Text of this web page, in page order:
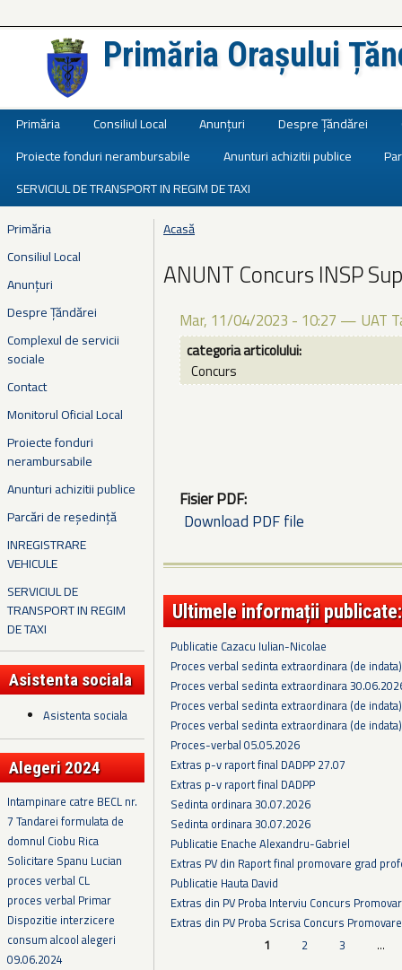
Primăria Orașului
Primăria Consiliul Local Anunțuri Despre Țăndărei
Proiecte fonduri nerambursabile
Anunturi achizitii publice
SERVICIUL DE TRANSPORT IN REGIM DE TAXI
Primăria
Consiliul Local
Anunțuri
Despre Țăndărei
Complexul de servicii
sociale
Contact
Monitorul Oficial Local
Proiecte fonduri
nerambursabile
Anunturi achizitii publice
Parcări de reședință
INREGISTRARE
VEHICULE
SERVICIUL DE
TRANSPORT IN REGIM
DE TAXI
Asistenta sociala
Asistenta sociala
Alegeri 2024
Intampinare catre BECL nr.
7 Tandarei formulata de
domnul Ciobu Rica
Solicitare Spanu Lucian
proces verbal CL
proces verbal Primar
Dispozitie interzicere
consum alcool alegeri
09.06.2024
Eşti aici
Acasă
ANUNT Concurs INSP
Mar, 11/04/2023 - 10:27 — UAT
categoria articolului:
Concurs
Fisier PDF:
Download PDF file
Ultimele informații publicate:
Publicatie Cazacu Iulian-Nicolae
Proces verbal sedinta extraordinara (de
Proces verbal sedinta extraordinara
Proces verbal sedinta extraordinara (de
Proces verbal sedinta extraordinara (de
Proces-verbal 05.05.2026
Extras p-v raport final DADPP 27.07
Extras p-v raport final DADPP
Sedinta ordinara 30.07.2026
Sedinta ordinara 30.07.2026
Publicatie Enache Alexandru-Gabriel
Extras PV din Raport final promovare grad
Publicatie Hauta David
Extras din PV Proba Interviu Concurs
Extras din PV Proba Scrisa Concurs
1 2 3 …